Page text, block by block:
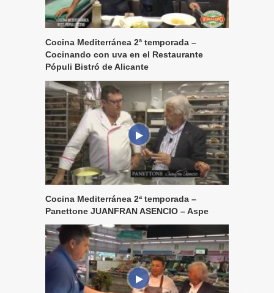
Cocina Mediterránea 2ª temporada –
Cocinando con uva en el Restaurante
Pópuli Bistró de Alicante
Cocina Mediterránea 2ª temporada –
Panettone JUANFRAN ASENCIO – Aspe